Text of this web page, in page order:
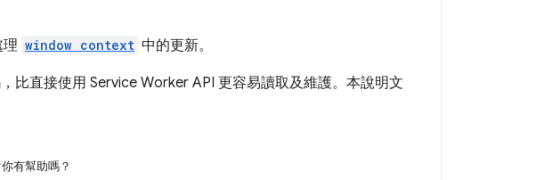
理 window context 中的更新。
比直接使用 Service Worker API 更容易讀取及維護。本說明文
有幫助嗎？